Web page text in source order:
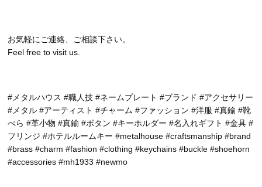
お気軽にご連絡、ご相談下さい。
Feel free to visit us.
#メタルハウス #職人技 #ネームプレート #ブランド #アクセサリー
#メタル #アーティスト #チャーム #ファッション #洋服 #真鍮 #靴
べら #革小物 #真鍮 #ボタン #キーホルダー #名入れギフト #金具 #
フリンジ #ホテルルームキー #metalhouse #craftsmanship #brand
#brass #charm #fashion #clothing #keychains #buckle #shoehorn
#accessories #mh1933 #newmo